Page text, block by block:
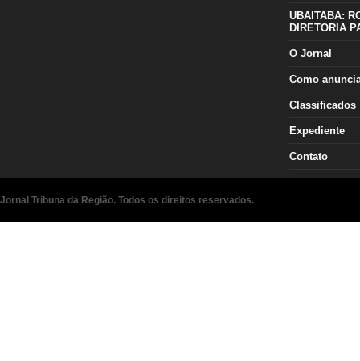
UBAITABA:
DIRETORIA
O Jornal
Como
Classificados
Expediente
Contato
Jornal Tribuna da Região. Todos os direitos reservados.